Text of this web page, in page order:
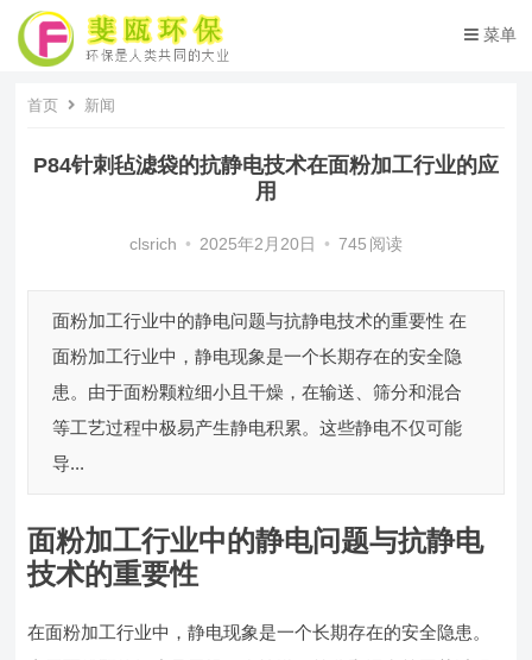
菜单
首页 新闻
P84针刺毡滤袋的抗静电技术在面粉加工行业的应
用
clsrich • 2025年2月20日 • 745 阅读
面粉加工行业中的静电问题与抗静电技术的重要性 在
面粉加工行业中，静电现象是一个长期存在的安全隐
患。由于面粉颗粒细小且干燥，在输送、筛分和混合
等工艺过程中极易产生静电积累。这些静电不仅可能
导...
面粉加工行业中的静电问题与抗静电
技术的重要性
在面粉加工行业中，静电现象是一个长期存在的安全隐患。